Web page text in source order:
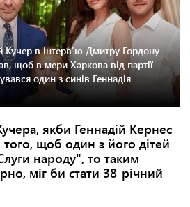
в інтерв'ю Дмитру Гордону
щоб в мери Харкова від партії
один з синів Геннадія
якби Геннадій Кернес
щоб один з його дітей
народу", то таким
міг би стати 38-річний